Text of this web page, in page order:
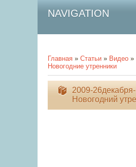
NAVIGATION
Главная » Статьи » Видео »
Новогодние утренники
2009-26декабря-
Новогодний